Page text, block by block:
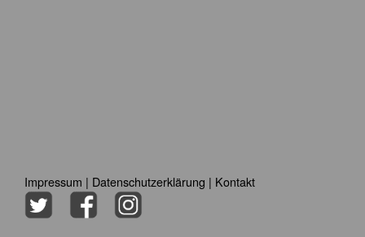
Impressum | Datenschutzerklärung | Kontakt